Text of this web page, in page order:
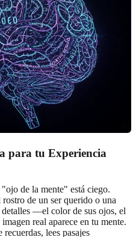
para tu Experiencia
de la mente" está ciego.
de un ser querido o una
detalles —el color de sus ojos, el
real aparece en tu mente.
lees pasajes